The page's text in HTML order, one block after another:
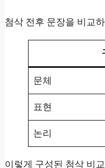
첨삭 전후 문장을 비교
문체
표현
논리
이렇게 구성된 첨삭 비